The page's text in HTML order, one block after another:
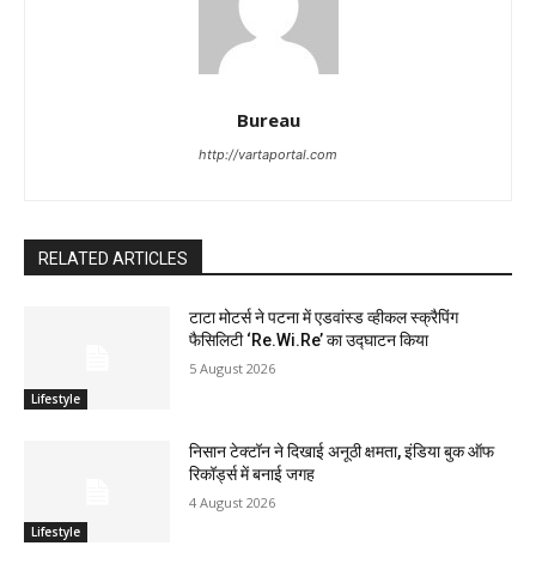
Bureau
http://vartaportal.com
RELATED ARTICLES
Lifestyle
टाटा मोटर्स ने पटना में एडवांस्ड व्हीकल स्क्रैपिंग
फैसिलिटी ‘Re.Wi.Re’ का उद्घाटन किया
5 August 2026
Lifestyle
निसान टेक्टॉन ने दिखाई अनूठी क्षमता, इंडिया बुक ऑफ
रिकॉर्ड्स में बनाई जगह
4 August 2026